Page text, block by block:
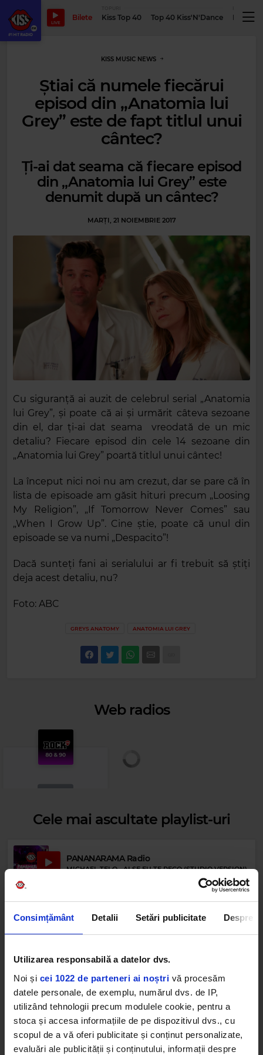
Consimțământ Detalii Setări publicitate Despre
Utilizarea responsabilă a datelor dvs.
Noi și cei 1022 de parteneri ai noștri vă procesăm
datele personale, de exemplu, numărul dvs. de IP,
utilizând tehnologii precum modulele cookie, pentru a
stoca și accesa informațiile de pe dispozitivul dvs., cu
scopul de a vă oferi publicitate și conținut personalizate,
evaluări ale publicității și conținutului, informații despre
LIVE
Bilete Kiss Top 40 Top 40 Kiss'N'Dance
KISS MUSIC NEWS
Știai că numele fiecărui
episod din „Anatomia lui
Grey” este de fapt titlul unui
cântec?
Ți-ai dat seama că fiecare episod
din „Anatomia lui Grey” este
denumit după un cântec?
MARȚI, 21 NOIEMBRIE 2017
Cu siguranță ai auzit de celebrul serial „Anatomia
lui Grey”, și poate că ai și urmărit câteva sezoane
din el, dar ți-ai dat seama vreodată de un mic
detaliu? Fiecare episod din cele 14 sezoane din
„Anatomia lui Grey” poartă titlul unui cântec!
La început nici noi nu am crezut, dar se pare că în
lista de episoade am găsit hituri precum „Loosing
My Religion”, „If Tomorrow Never Comes” sau
„When I Grow Up”. Cine știe, poate că unul din
episoade se va numi „Despacito”!
Dacă sunteți fani ai serialului ar fi trebuit să știți
deja acest detaliu, nu?
Foto: ABC
GREYS ANATOMY ANATOMIA LUI GREY
Web radios
Rock 80s & 90s
WHITE LION
Cele mai ascultate playlist-uri
PANANARAMA Radio
MICHAEL TELO - AI SE EU TE PEGO (STUDIO VERSION)
Afro Vibes Volume II by Nico
SHOUSE–CALL MY NAME
Favorites By Dimineața de Vară cu Boba &
O-ZONE–DRAGOSTEA DIN TEI
Kiss Kiss in the Summer by DJ Yaang
ENRIQUE IGLESIAS & PITBULL